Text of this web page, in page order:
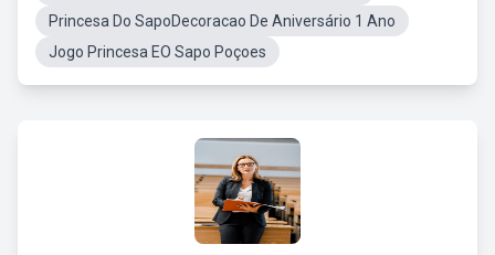
Princesa Do SapoDecoracao De Aniversário 1 Ano
Jogo Princesa EO Sapo Poçoes